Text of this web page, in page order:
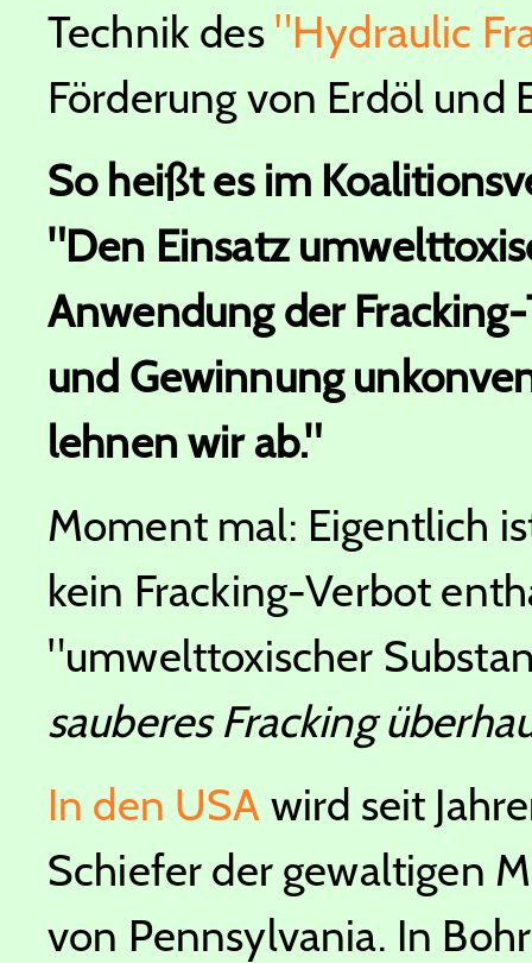
Technik des "Hydraulic
Förderung von Erdöl und
So heißt es im
"Den Einsatz
Anwendung der
und Gewinnung
lehnen wir ab."
Moment mal: Eigentlich
kein Fracking-Verbot
"umwelttoxischer
sauberes Fracking
In den USA wird seit
Schiefer der gewaltigen
von Pennsylvania. In